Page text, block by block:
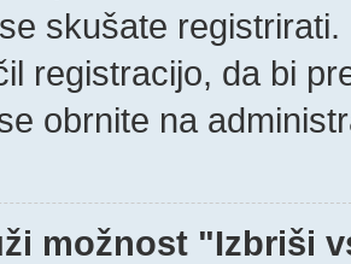
skušate
registracijo, da bi
obrnite na
možnost "Izbriši